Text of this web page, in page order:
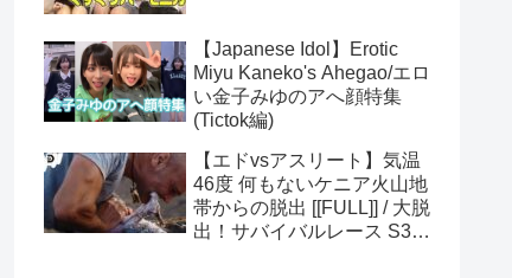
【Japanese Idol】Erotic
Miyu Kaneko's Ahegao/エロ
い金子みゆのアへ顔特集
(Tictok編)
【エドvsアスリート】気温
46度 何もないケニア火山地
帯からの脱出 [[FULL]] / 大脱
出！サバイバルレース S3